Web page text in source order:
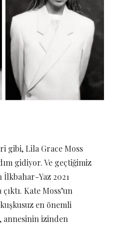
gibi, Lila Grace Moss
gidiyor. Ve geçtiğimiz
İlkbahar-Yaz 2021
Kate Moss’un
en önemli
izinden